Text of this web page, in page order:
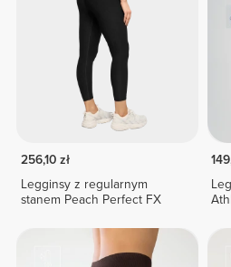
256,10 zł
Legginsy z regularnym
stanem Peach Perfect FX